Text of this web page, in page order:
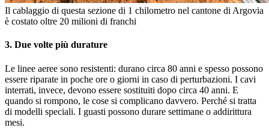
Il cablaggio di questa sezione di 1 chilometro nel cantone di Argovia
è costato oltre 20 milioni di franchi
3. Due volte più durature
Le linee aeree sono resistenti: durano circa 80 anni e spesso possono
essere riparate in poche ore o giorni in caso di perturbazioni. I cavi
interrati, invece, devono essere sostituiti dopo circa 40 anni. E
quando si rompono, le cose si complicano davvero. Perché si tratta
di modelli speciali. I guasti possono durare settimane o addirittura
mesi.